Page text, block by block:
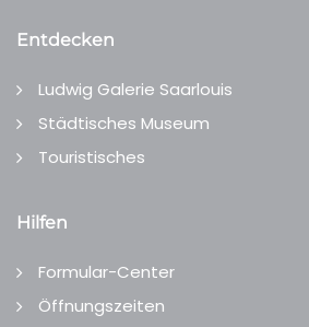
Entdecken
Ludwig Galerie Saarlouis
Städtisches Museum
Touristisches
Hilfen
Formular-Center
Öffnungszeiten